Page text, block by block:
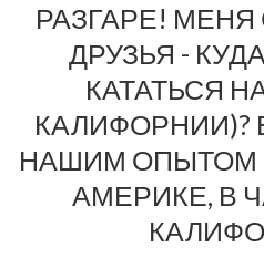
РАЗГАРЕ!
ДРУЗЬЯ -
КАТАТЬСЯ
КАЛИФОРНИИ)?
НАШИМ ОПЫТОМ
АМЕРИКЕ, В